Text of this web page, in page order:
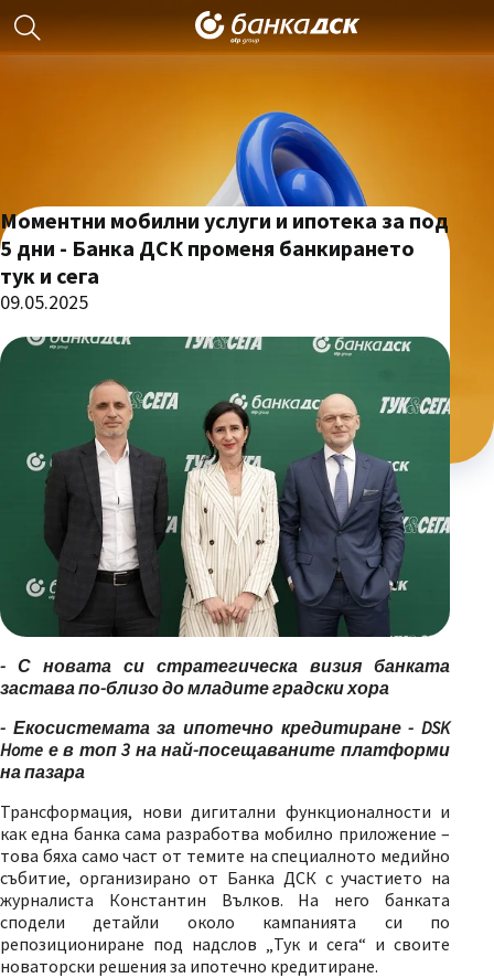
Моментни мобилни услуги и ипотека за под
5 дни - Банка ДСК променя банкирането
тук и сега
09.05.2025
- С новата си стратегическа визия банката
застава по-близо до младите градски хора
- Екосистемата за ипотечно кредитиране - DSK
Home е в топ 3 на най-посещаваните платформи
на пазара
Трансформация, нови дигитални функционалности и
как една банка сама разработва мобилно приложение –
това бяха само част от темите на специалното медийно
събитие, организирано от Банка ДСК с участието на
журналиста Константин Вълков. На него банката
сподели детайли около кампанията си по
репозициониране под надслов „Тук и сега“ и своите
новаторски решения за ипотечно кредитиране.